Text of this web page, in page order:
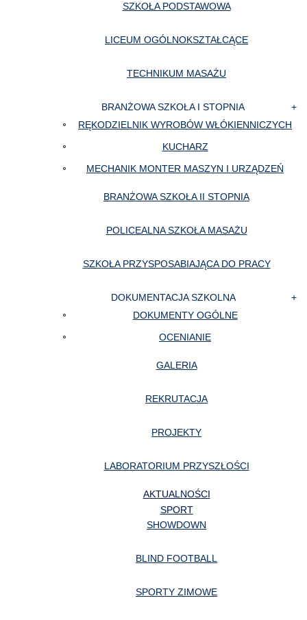
SZKOŁA PODSTAWOWA
LICEUM OGÓLNOKSZTAŁCĄCE
TECHNIKUM MASAŻU
BRANŻOWA SZKOŁA I STOPNIA
RĘKODZIELNIK WYROBÓW WŁÓKIENNICZYCH
KUCHARZ
MECHANIK MONTER MASZYN I URZĄDZEŃ
BRANŻOWA SZKOŁA II STOPNIA
POLICEALNA SZKOŁA MASAŻU
SZKOŁA PRZYSPOSABIAJĄCA DO PRACY
DOKUMENTACJA SZKOLNA
DOKUMENTY OGÓLNE
OCENIANIE
GALERIA
REKRUTACJA
PROJEKTY
LABORATORIUM PRZYSZŁOŚCI
AKTUALNOŚCI
SPORT
SHOWDOWN
BLIND FOOTBALL
SPORTY ZIMOWE